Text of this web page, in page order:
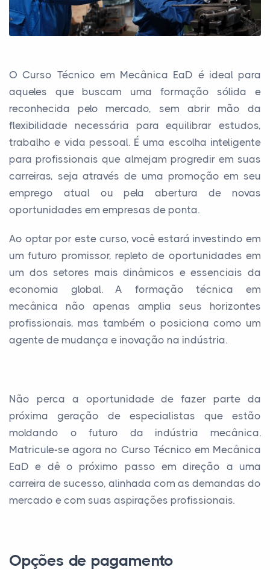
O Curso Técnico em Mecânica EaD é ideal para
aqueles que buscam uma formação sólida e
reconhecida pelo mercado, sem abrir mão da
flexibilidade necessária para equilibrar estudos,
trabalho e vida pessoal. É uma escolha inteligente
para profissionais que almejam progredir em suas
carreiras, seja através de uma promoção em seu
emprego atual ou pela abertura de novas
oportunidades em empresas de ponta.
Ao optar por este curso, você estará investindo em
um futuro promissor, repleto de oportunidades em
um dos setores mais dinâmicos e essenciais da
economia global. A formação técnica em
mecânica não apenas amplia seus horizontes
profissionais, mas também o posiciona como um
agente de mudança e inovação na indústria.
Não perca a oportunidade de fazer parte da
próxima geração de especialistas que estão
moldando o futuro da indústria mecânica.
Matricule-se agora no Curso Técnico em Mecânica
EaD e dê o próximo passo em direção a uma
carreira de sucesso, alinhada com as demandas do
mercado e com suas aspirações profissionais.
Opções de pagamento